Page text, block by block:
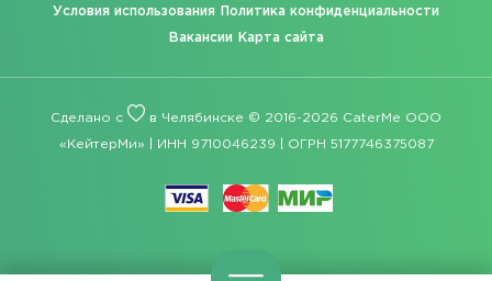
Условия использования Политика конфиденциальности
Вакансии Карта сайта
Сделано с в Челябинске © 2016-2026 CaterMe ООО
«КейтерМи» | ИНН 9710046239 | ОГРН 5177746375087